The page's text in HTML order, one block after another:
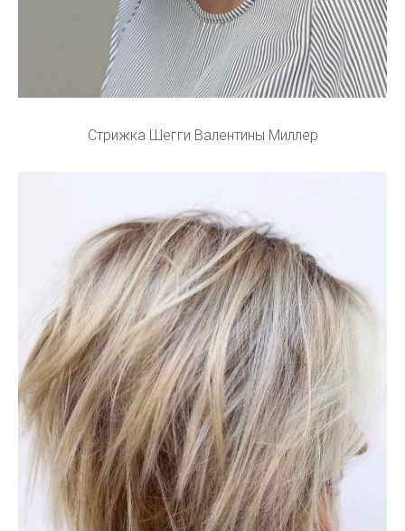
Стрижка Шегги Валентины Миллер